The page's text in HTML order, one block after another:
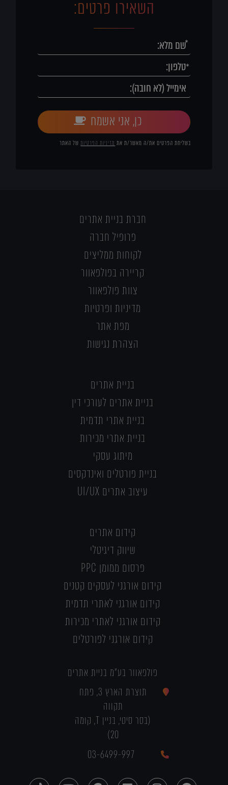
השאירו פרטים:
כן, אני אשמח
בשליחת הפרטים את/ה מאשר/ת את מדיניות הפרטיותשל האתר
חברת בניית אתרים
פרופיל חברה
לקוחות ממליצים
קריירה בפולפאוור
צוות פולפאוור
מדיניות ופרטיות
מפת אתר
הצהרת נגישות
בניית אתרים
בניית אתרים לעורכי דין
בניית אתרי תדמית
בניית אתרי מכירות
מיתוג עסקי
בניית פורטלים ואינדקסים
עיצוב אתרים UI/UX
קידום אתרים
שיווק דיגיטלי
פרסום ממומן PPC
קידום אורגני לעסקים קטנים
קידום אורגני לאתרי תדמית
קידום אורגני לאתרי מכירות
קידום אורגני לפורטלים
פולפאוור בע"מ בניית אתרים
תוצרת הארץ 3, פתח
תקווה
(בסר סיטי, בניין T, קומה
20)
03-6499-997